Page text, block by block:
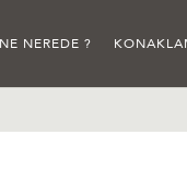
NE NEREDE ?